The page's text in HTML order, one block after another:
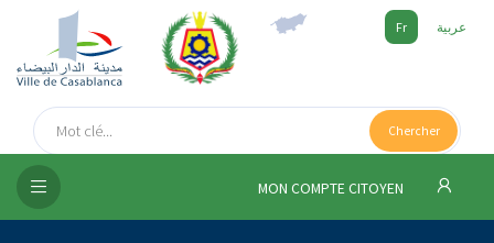
Fr عربية
Chercher
MON COMPTE CITOYEN